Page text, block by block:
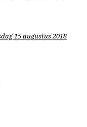
15 augustus 2018